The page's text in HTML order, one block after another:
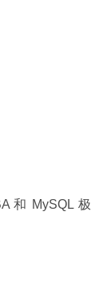
和 MySQL 极